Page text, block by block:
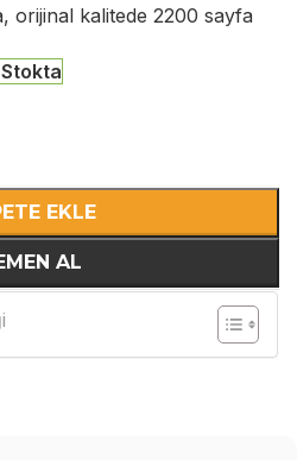
orijinal kalitede 2200 sayfa
Stokta
EKLE
AL